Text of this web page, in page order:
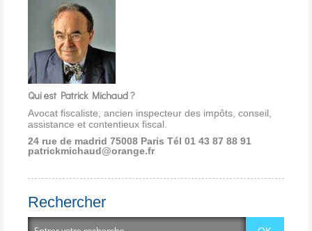
Qui est Patrick Michaud ?
Avocat fiscaliste, ancien inspecteur des impôts, conseil,
assistance et contentieux fiscal.
24 rue de madrid 75008 Paris Tél 01 43 87 88 91
patrickmichaud@orange.fr
Rechercher